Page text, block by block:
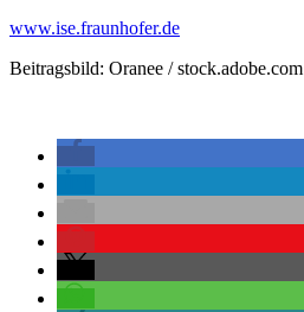
www.ise.fraunhofer.de
Beitragsbild: Oranee / stock.adobe.com